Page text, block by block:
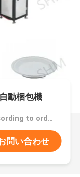
動梱包機
価格：According to order
問い合わせ